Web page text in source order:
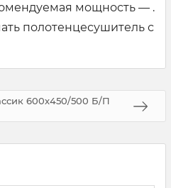
мощность — .
полотенцесушитель с
600х450/500 Б/П